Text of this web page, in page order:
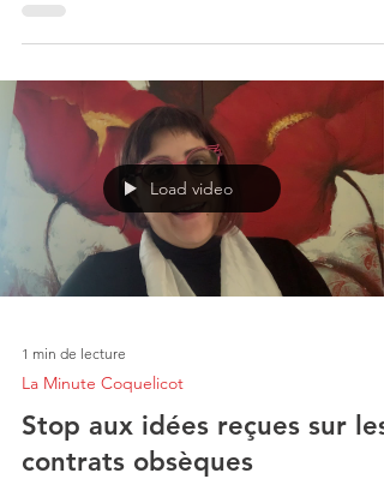
Load video
1 min de lecture
La Minute Coquelicot
Stop aux idées reçues sur les
contrats obsèques